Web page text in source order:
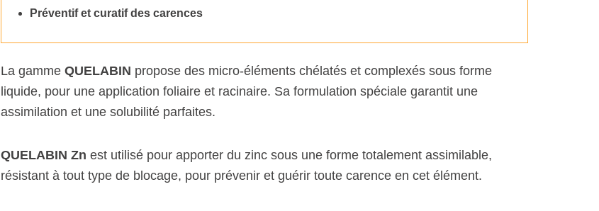
Agriculture biologique
Préventif et curatif des carences
La gammeQUELABIN propose des micro-éléments chélatés et complexés sous forme
liquide, pour une application foliaire et racinaire. Sa formulation spéciale garantit une
assimilation et une solubilité parfaites.
QUELABIN Znest utilisé pour apporter du zinc sous une forme totalement assimilable,
résistant à tout type de blocage, pour prévenir et guérir toute carence en cet élément.